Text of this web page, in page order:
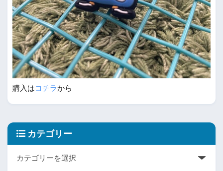
購入はコチラから
カテゴリー